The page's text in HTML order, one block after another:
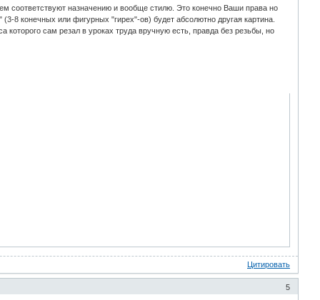
соответствуют назначению и вообще стилю. Это конечно Ваши права но
8 конечных или фигурных "гирех"-ов) будет абсолютно другая картина.
которого сам резал в уроках труда вручную есть, правда без резьбы, но
Цитировать
5